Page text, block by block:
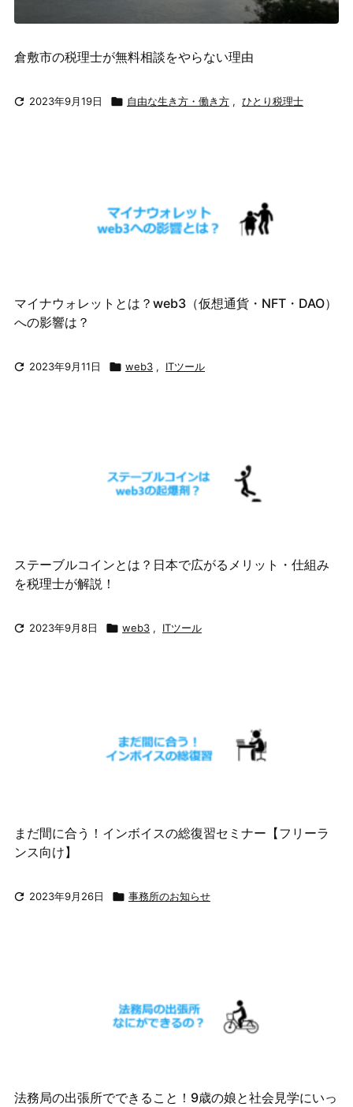
倉敷市の税理士が無料相談をやらない理由
 2023年9月19日  自由な生き方・働き方 , ひとり税理士
マイナウォレットとは？web3（仮想通貨・NFT・DAO）
への影響は？
 2023年9月11日  web3 , ITツール
ステーブルコインとは？日本で広がるメリット・仕組み
を税理士が解説！
 2023年9月8日  web3 , ITツール
まだ間に合う！インボイスの総復習セミナー【フリーラ
ンス向け】
 2023年9月26日  事務所のお知らせ
法務局の出張所でできること！9歳の娘と社会見学にいっ